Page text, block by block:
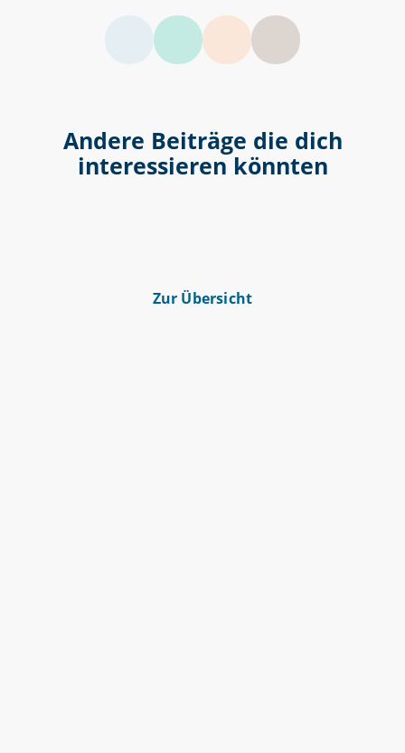
LinkedIn
Facebook
Twitter
Andere Beiträge die dich
interessieren könnten
Zur Übersicht